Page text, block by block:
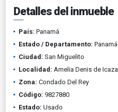
Detalles del inmueble
País: Panamá
Estado / Departamento: Panamá
Ciudad: San Miguelito
Localidad: Amelia Denis de Icaza
Zona: Condado Del Rey
Código: 9827880
Estado: Usado